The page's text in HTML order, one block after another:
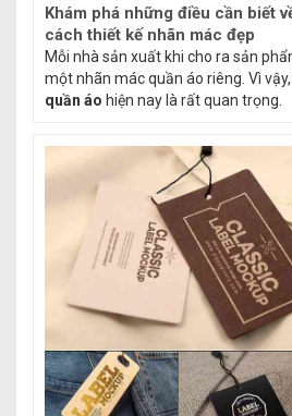
Khám phá những điều cần biết
cách thiết kế nhãn mác đẹp
Mỗi nhà sản xuất khi cho ra sản
một nhãn mác quần áo riêng. Vì
quần áo hiện nay là rất quan trọng.